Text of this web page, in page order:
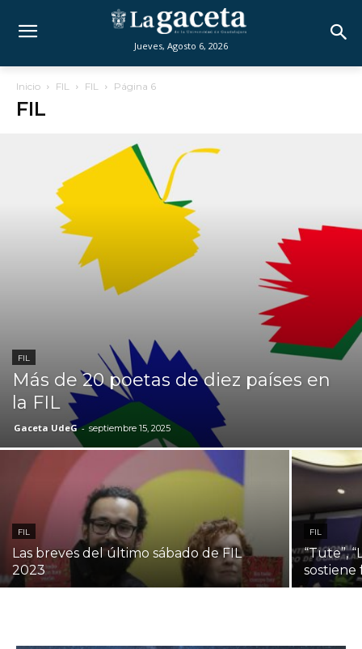
Jueves, Agosto 6, 2026
Inicio FIL FIL Página 6
FIL
FIL
Más de 20 poetas de diez países en
la FIL
Gaceta UdeG - septiembre 15, 2025
FIL
Las breves del último sábado de FIL
2023
FIL
“Tute”,